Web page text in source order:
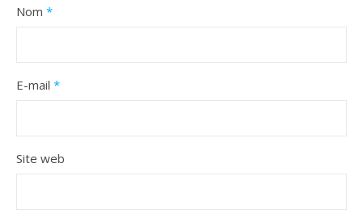
Nom *
E-mail *
Site web